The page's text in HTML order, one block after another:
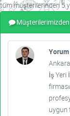
tüm müşterilerinden 5
Ankara
İş Yeri
uygun